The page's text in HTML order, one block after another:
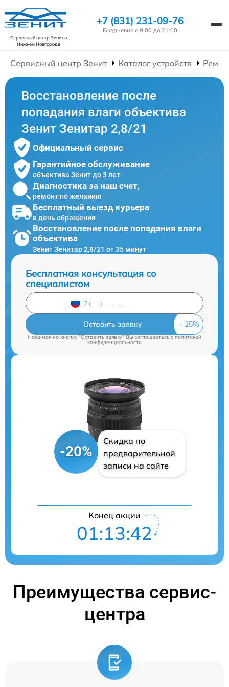
Сервисный центр Зенитв
Нижнем Новгороде
+7 (831) 231-09-76
Ежедневно с 9:00 до 21:00
Сервисный центр Зенит Каталог устройств
Восстановление после
попадания влаги объектива
Зенит Зенитар 2,8/21
Официальный сервис
Гарантийное обслуживание
объектива Зенит до 3 лет
Диагностика за наш счет,
ремонт по желанию
Бесплатный выезд курьера
в день обращения
Восстановление после попадания влаги
объектива
Зенит Зенитар 2,8/21 от 35 минут
Бесплатная консультация со
специалистом
Оставить заявку
Нажимая на кнопку "Оставить заявку" Вы соглашаетесь cполитикой
конфиденциальности
-20%
Скидка по
предварительной
записи на сайте
Конец акции
01:13:41
Преимущества сервис-
центра